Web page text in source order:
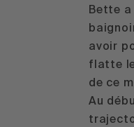
Bette
avoir
flatte
de ce
Au